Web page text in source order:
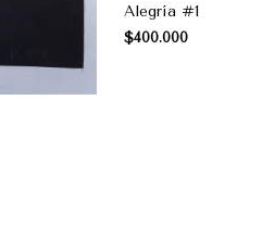
Alegría #1
$400.000